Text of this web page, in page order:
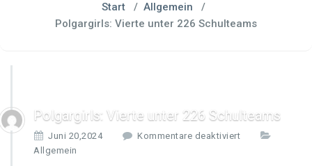
Start/ Allgemein /
Polgargirls: Vierte unter 226 Schulteams
Polgargirls: Vierte unter 226 Schulteams
Juni 20,2024 Kommentare deaktiviert
Allgemein